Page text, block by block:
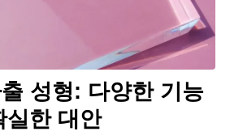
성형: 다양한 기능
실한 대안